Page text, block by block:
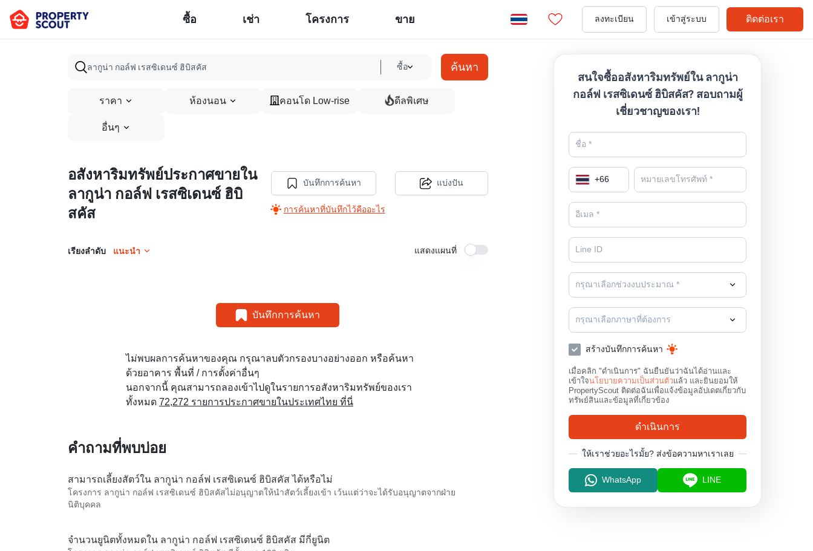
ซื้อ เช่า โครงการ ขาย ลงทะเบียน เข้าสู่ระบบ ติดต่อเรา
ซื้อ ค้นหา
ราคา ห้องนอน คอนโด Low-rise ดีลพิเศษ
อื่นๆ
อสังหาริมทรัพย์ประกาศขายใน
ลากูน่า กอล์ฟ เรสซิเดนซ์ ฮิบิ
สคัส
บันทึกการค้นหา
การค้นหาที่บันทึกไว้คืออะไร
แบ่งปัน
เรียงลำดับ แนะนำ แสดงแผนที่
บันทึกการค้นหา
ไม่พบผลการค้นหาของคุณ กรุณาลบตัวกรองบางอย่างออก หรือค้นหา
ด้วยอาคาร พื้นที่ / การตั้งค่าอื่นๆ
นอกจากนี้ คุณสามารถลองเข้าไปดูในรายการอสังหาริมทรัพย์ของเรา
ทั้งหมด 72,272 รายการประกาศขายในประเทศไทย ที่นี่
คำถามที่พบบ่อย
สามารถเลี้ยงสัตว์ใน ลากูน่า กอล์ฟ เรสซิเดนซ์ ฮิบิสคัส ได้หรือไม่
โครงการ ลากูน่า กอล์ฟ เรสซิเดนซ์ ฮิบิสคัสไม่อนุญาตให้นำสัตว์เลี้ยงเข้า เว้นแต่ว่าจะได้รับอนุญาตจากฝ่าย
นิติบุคคล
จำนวนยูนิตทั้งหมดใน ลากูน่า กอล์ฟ เรสซิเดนซ์ ฮิบิสคัส มีกี่ยูนิต
สนใจซื้ออสังหาริมทรัพย์ใน ลากูน่า
กอล์ฟ เรสซิเดนซ์ ฮิบิสคัส? สอบถามผู้
เชี่ยวชาญของเรา!
+66
กรุณาเลือกช่วงงบประมาณ *
กรุณาเลือกภาษาที่ต้องการ
สร้างบันทึกการค้นหา
เมื่อคลิก "ดำเนินการ" ฉันยืนยันว่าฉันได้อ่านและ
เข้าใจนโยบายความเป็นส่วนตัวแล้ว และยินยอมให้
PropertyScout ติดต่อฉันเพื่อแจ้งข้อมูลอัปเดตเกี่ยวกับ
ทรัพย์สินและข้อมูลที่เกี่ยวข้อง
ดำเนินการ
ให้เราช่วยอะไรมั้ย? ส่งข้อความหาเราเลย
WhatsApp LINE